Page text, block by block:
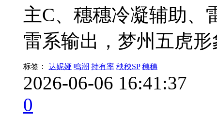
主C、穗穗冷凝辅助、
雷系输出，梦州五虎
标签： 达妮娅 鸣潮 持有率 秧秧SP 穗穗
2026-06-06 16:41:37
0